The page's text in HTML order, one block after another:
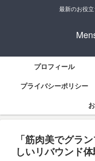
最新のお役
プロフィール
プライバシーポリシー
「筋肉美でグラ
しいリバウンド体